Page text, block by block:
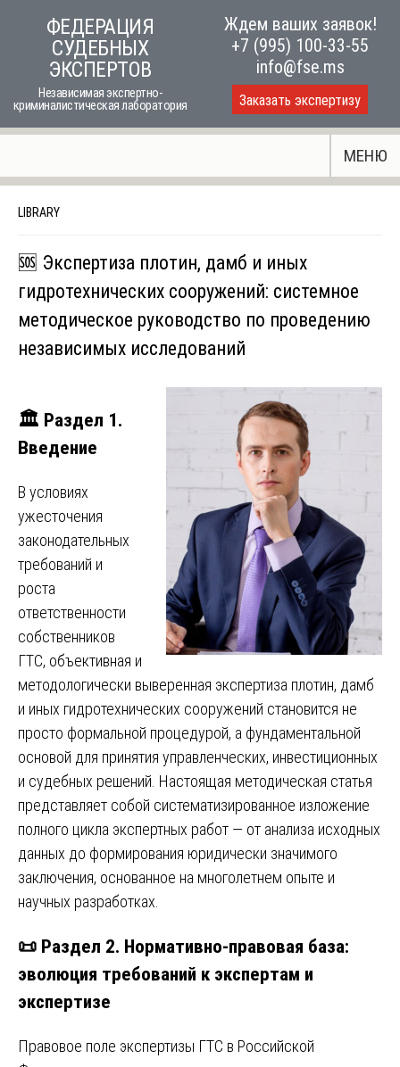
ФЕДЕРАЦИЯ
СУДЕБНЫХ
ЭКСПЕРТОВ
Независимая экспертно-
криминалистическая лаборатория
Ждем ваших заявок!
+7 (995) 100-33-55
info@fse.ms
Заказать экспертизу
МЕНЮ
LIBRARY
🆘 Экспертиза плотин, дамб и иных
гидротехнических сооружений: системное
методическое руководство по проведению
независимых исследований
🏛️ Раздел 1.
Введение
В условиях
ужесточения
законодательных
требований и
роста
ответственности
собственников
ГТС, объективная и
методологически выверенная экспертиза плотин, дамб
и иных гидротехнических сооружений становится не
просто формальной процедурой, а фундаментальной
основой для принятия управленческих, инвестиционных
и судебных решений. Настоящая методическая статья
представляет собой систематизированное изложение
полного цикла экспертных работ — от анализа исходных
данных до формирования юридически значимого
заключения, основанное на многолетнем опыте и
научных разработках.
📜 Раздел 2. Нормативно-правовая база:
эволюция требований к экспертам и
экспертизе
Правовое поле экспертизы ГТС в Российской